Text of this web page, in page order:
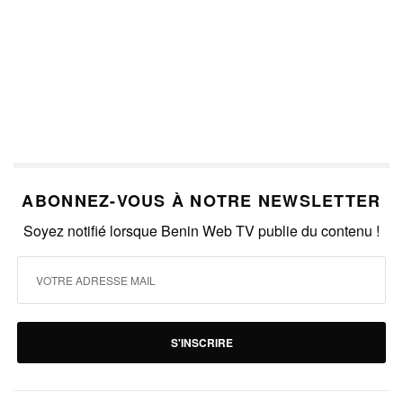
ABONNEZ-VOUS À NOTRE NEWSLETTER
Soyez notifié lorsque Benin Web TV publie du contenu !
S'INSCRIRE